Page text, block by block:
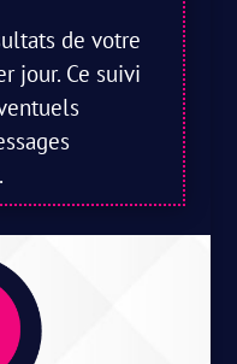
de votre
jour. Ce suivi